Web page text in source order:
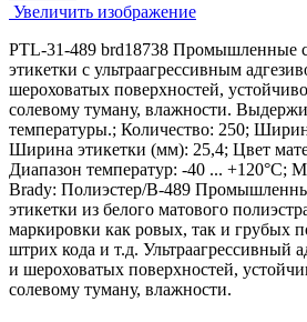
Увеличить изображение
PTL-31-489 brd18738 Промышленные
этикетки с ультраагрессивным
шероховатых поверхностей,
солевому туману, влажности.
температуры.; Количество: 250;
Ширина этикетки (мм): 25,4; Цвет
Диапазон температур: -40 ... +120°С;
Brady: Полиэстер/В-489
этикетки из белого матового
маркировки как ровых, так и грубых
штрих кода и т.д. Ультраагрессивный
и шероховатых поверхностей,
солевому туману, влажности.